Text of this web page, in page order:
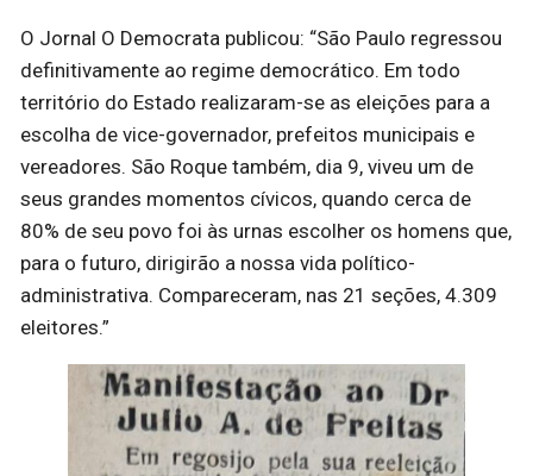
O Jornal O Democrata publicou: “São Paulo regressou
definitivamente ao regime democrático. Em todo
território do Estado realizaram-se as eleições para a
escolha de vice-governador, prefeitos municipais e
vereadores. São Roque também, dia 9, viveu um de
seus grandes momentos cívicos, quando cerca de
80% de seu povo foi às urnas escolher os homens que,
para o futuro, dirigirão a nossa vida político-
administrativa. Compareceram, nas 21 seções, 4.309
eleitores.”